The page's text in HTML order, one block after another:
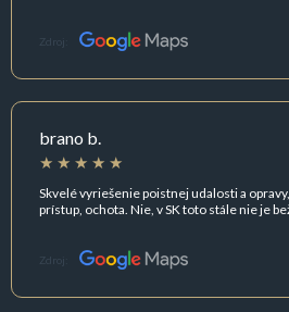
Zdroj:
brano b.
Skvelé vyriešenie poistnej udalosti a
prístup, ochota. Nie, v SK toto stále nie je
Zdroj: